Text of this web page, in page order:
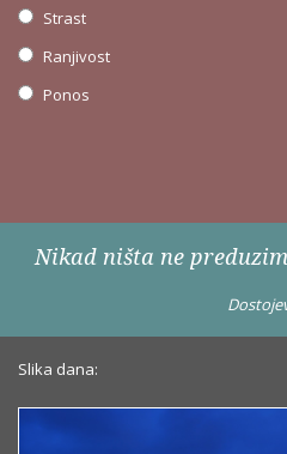
Strast
Ranjivost
Ponos
Nikad ništa ne
Slika dana: